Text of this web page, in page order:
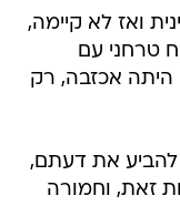
ואז לא קיימה,
טרחני עם
היתה אכזבה, רק
להביע את דעתם,
זאת, וחמורה